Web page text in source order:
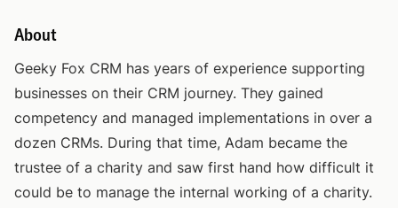
About
Geeky Fox CRM has years of experience supporting
businesses on their CRM journey. They gained
competency and managed implementations in over a
dozen CRMs. During that time, Adam became the
trustee of a charity and saw first hand how difficult it
could be to manage the internal working of a charity.